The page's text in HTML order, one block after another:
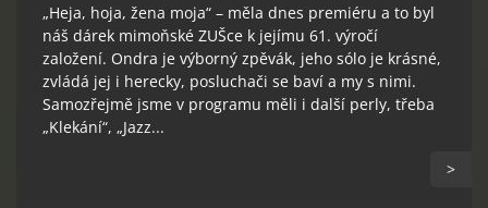
„Heja, hoja, žena moja“ – měla dnes premiéru a to byl
náš dárek mimoňské ZUŠce k jejímu 61. výročí
založení. Ondra je výborný zpěvák, jeho sólo je krásné,
zvládá jej i herecky, posluchači se baví a my s nimi.
Samozřejmě jsme v programu měli i další perly, třeba
„Klekání“, „Jazz...
>